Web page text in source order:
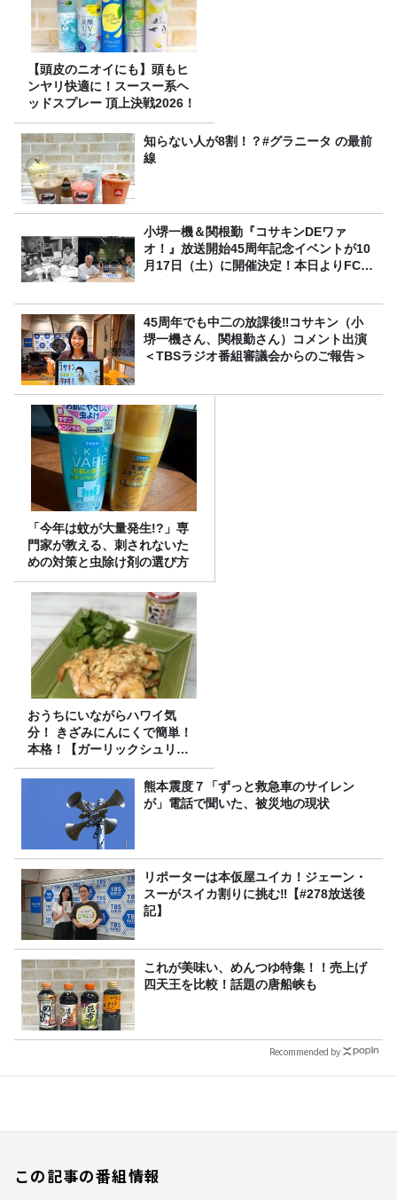
【頭皮のニオイにも】頭もヒ
ンヤリ快適に！スースー系ヘ
ッドスプレー 頂上決戦2026！
知らない人が8割！？#グラニータ の最前
線
小堺一機＆関根勤『コサキンDEワァ
オ！』放送開始45周年記念イベントが10
月17日（土）に開催決定！本日よりFC先
45周年でも中二の放課後‼コサキン（小
堺一機さん、関根勤さん）コメント出演
＜TBSラジオ番組審議会からのご報告＞
「今年は蚊が大量発生!?」専
門家が教える、刺されないた
めの対策と虫除け剤の選び方
おうちにいながらハワイ気
分！ きざみにんにくで簡単！
本格！【ガーリックシュリン
プ】 桃屋のかんたんレシピ
熊本震度７「ずっと救急車のサイレン
が」電話で聞いた、被災地の現状
リポーターは本仮屋ユイカ！ジェーン・
スーがスイカ割りに挑む‼【#278放送後
記】
これが美味い、めんつゆ特集！！売上げ
四天王を比較！話題の唐船峡も
Recommended by
この記事の番組情報